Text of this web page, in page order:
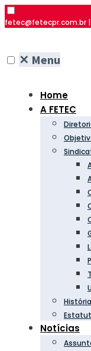
fetec@fetecpr.com.br
✕ Menu
Home
A FETEC
História
Notícias